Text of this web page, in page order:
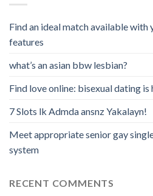
Find an ideal match available with
features
what’s an asian bbw lesbian?
Find love online: bisexual dating is
7 Slots lk Admda ansnz Yakalayn!
Meet appropriate senior gay
system
RECENT COMMENTS